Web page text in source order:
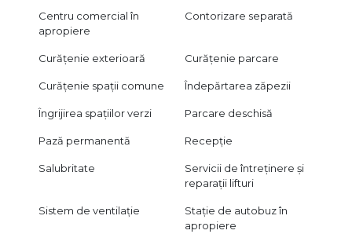
Centru comercial în
apropiere
Contorizare separată
Curățenie exterioară Curățenie parcare
Curățenie spații comune Îndepărtarea zăpezii
Îngrijirea spațiilor verzi Parcare deschisă
Pază permanentă Recepție
Salubritate
Servicii de întreținere și
reparații lifturi
Sistem de ventilație
Stație de autobuz în
apropiere